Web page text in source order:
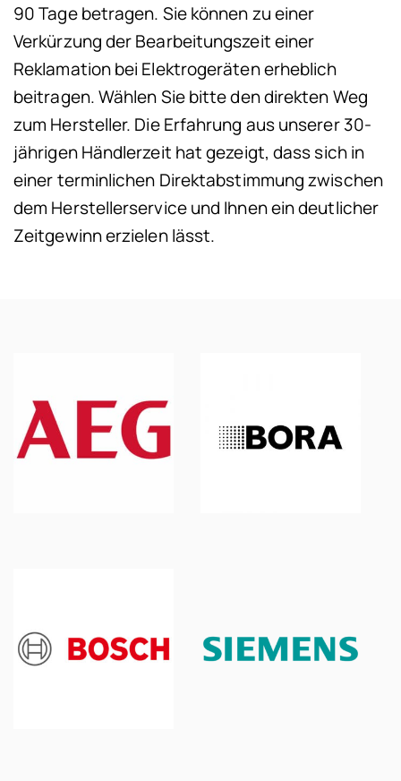
90 Tage betragen. Sie können zu einer
Verkürzung der Bearbeitungs­zeit einer
Reklamation bei Elektrogeräten erheblich
beitragen. Wählen Sie bitte den direkten Weg
zum Herstel­ler. Die Erfahrung aus unserer 30-
jährigen Händlerzeit hat gezeigt, dass sich in
einer terminlichen Direktabstimmung zwischen
dem Herstellerservice und Ihnen ein deutlicher
Zeitgewinn erzielen lässt.